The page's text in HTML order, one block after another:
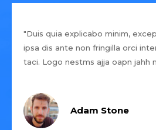
"Duis quia explicabo minim,
ipsa dis ante non fringilla orci
taci. Logo nestms ajja oapn jahh
Adam Stone